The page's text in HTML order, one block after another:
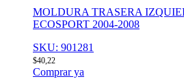
MOLDURA TRASERA
ECOSPORT 2004-2008
SKU: 901281
$40,22
Comprar ya